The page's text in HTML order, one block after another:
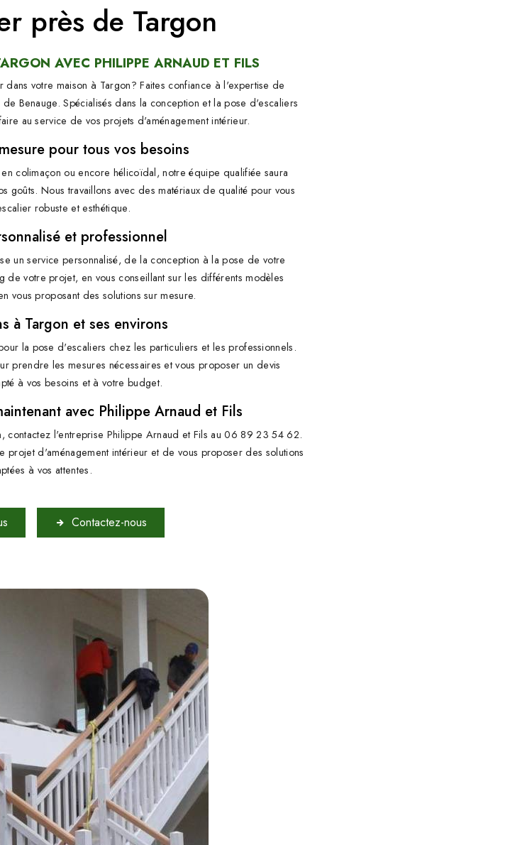
près de Targon
AVEC PHILIPPE ARNAUD ET FILS
votre maison à Targon? Faites confiance à l'expertise de
Benauge. Spécialisés dans la conception et la pose d'escaliers
au service de vos projets d'aménagement intérieur.
pour tous vos besoins
colimaçon ou encore hélicoïdal, notre équipe qualifiée saura
goûts. Nous travaillons avec des matériaux de qualité pour vous
robuste et esthétique.
et professionnel
un service personnalisé, de la conception à la pose de votre
de votre projet, en vous conseillant sur les différents modèles
vous proposant des solutions sur mesure.
à Targon et ses environs
la pose d'escaliers chez les particuliers et les professionnels.
prendre les mesures nécessaires et vous proposer un devis
à vos besoins et à votre budget.
avec Philippe Arnaud et Fils
contactez l'entreprise Philippe Arnaud et Fils au 06 89 23 54 62.
projet d'aménagement intérieur et de vous proposer des solutions
à vos attentes.
Contactez-nous